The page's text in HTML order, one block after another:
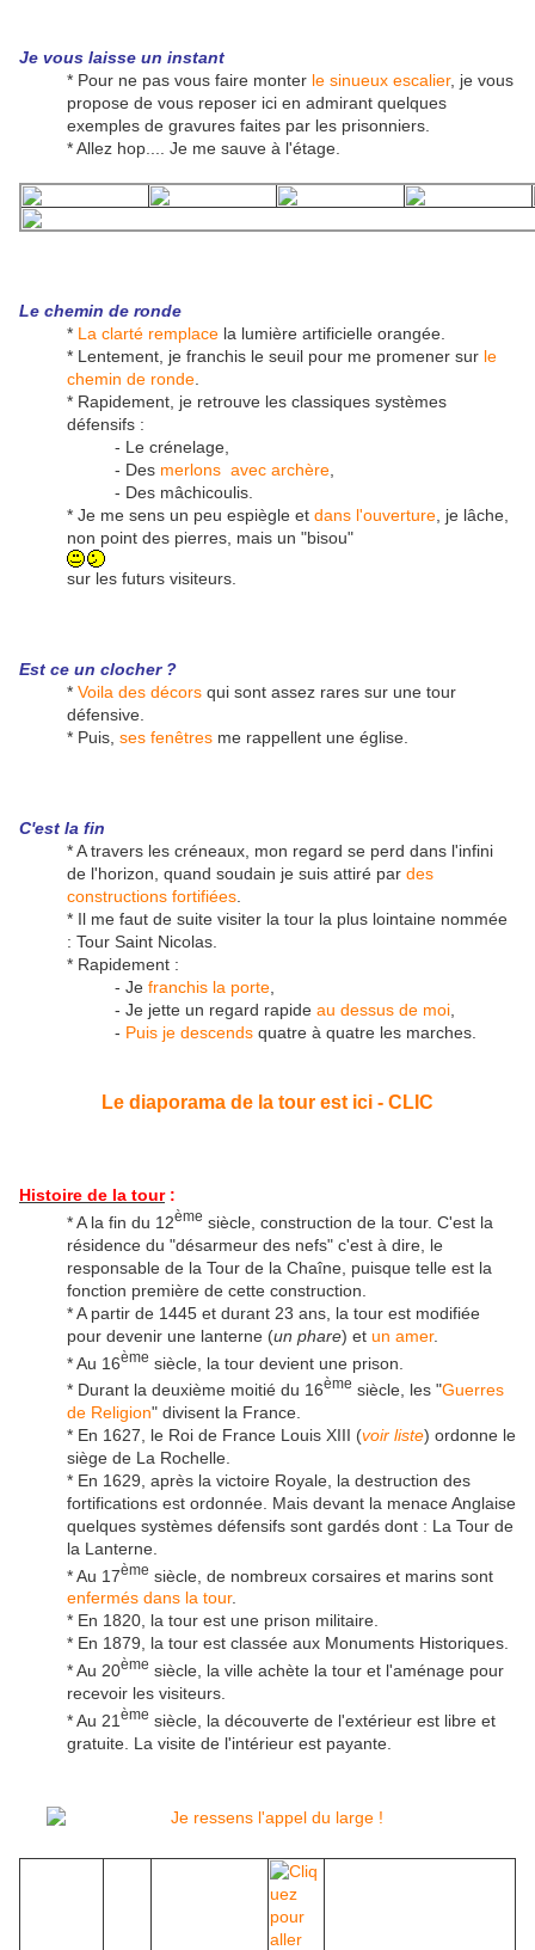
Je vous laisse un instant
* Pour ne pas vous faire monter le sinueux escalier, je vous
propose de vous reposer ici en admirant quelques
exemples de gravures faites par les prisonniers.
* Allez hop.... Je me sauve à l'étage.
Le chemin de ronde
* La clarté remplace la lumière artificielle orangée.
* Lentement, je franchis le seuil pour me promener sur le
chemin de ronde
* Rapidement, je retrouve les classiques systèmes
défensifs :
- Le crénelage,
- Des merlons avec archère
- Des mâchicoulis.
* Je me sens un peu espiègle et dans l'ouverture , je lâche,
non point des pierres, mais un "bisou"
sur les futurs visiteurs.
Est ce un clocher ?
* Voila des décors qui sont assez rares sur une tour
défensive.
* Puis, ses fenêtres me rappellent une église.
C'est la fin
* A travers les créneaux, mon regard se perd dans l'infini
de l'horizon, quand soudain je suis attiré par des
constructions fortifiées
* Il me faut de suite visiter la tour la plus lointaine nommée
: Tour Saint Nicolas.
* Rapidement :
- Je franchis la porte
- Je jette un regard rapide au dessus de moi
- Puis je descends quatre à quatre les marches.
Le diaporama de la tour est ici - CLIC
Histoire de la tour :
* A la fin du 12ème siècle, construction de la tour. C'est la
résidence du "désarmeur des nefs" c'est à dire, le
responsable de la Tour de la Chaîne, puisque telle est la
fonction première de cette construction.
* A partir de 1445 et durant 23 ans, la tour est modifiée
pour devenir une lanterne (un phare) et un amer.
* Au 16ème siècle, la tour devient une prison.
* Durant la deuxième moitié du 16ème siècle, les "Guerres
de Religion" divisent la France.
* En 1627, le Roi de France Louis XIII (voir liste) ordonne le
siège de La Rochelle.
* En 1629, après la victoire Royale, la destruction des
fortifications est ordonnée. Mais devant la menace Anglaise
quelques systèmes défensifs sont gardés dont : La Tour de
la Lanterne.
* Au 17ème siècle, de nombreux corsaires et marins sont
enfermés dans la tour.
* En 1820, la tour est une prison militaire.
* En 1879, la tour est classée aux Monuments Historiques.
* Au 20ème siècle, la ville achète la tour et l'aménage pour
recevoir les visiteurs.
* Au 21 ème siècle, la découverte de l'extérieur est libre et
gratuite. La visite de l'intérieur est payante.